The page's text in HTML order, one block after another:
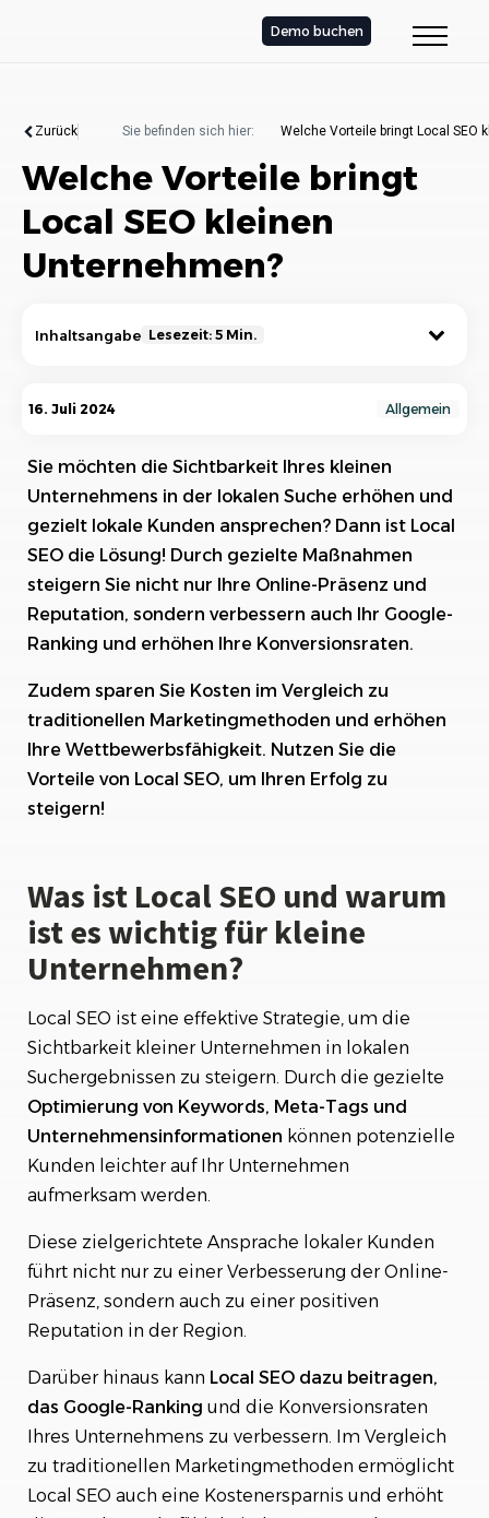
Demo buchen
Zurück Sie befinden sich hier: Welche Vorteile bringt Local SEO
Welche Vorteile bringt
Local SEO kleinen
Unternehmen?
Inhaltsangabe Lesezeit: 5 Min.
Was ist Local SEO und warum ist es wichtig für
kleine Unternehmen?
Erhöhte Sichtbarkeit in der lokalen Suche durch
Local SEO
Gezielte Ansprache lokaler Kunden mit Local
SEO
Steigerung der Online-Präsenz und Reputation
durch Local SEO
Verbesserung des Google-Rankings und der
Konversionsraten mit Local SEO
6. Kostenersparnis im Vergleich zu
traditionellen Marketingmethoden durch Local
SEO
Messbare Ergebnisse und Erfolgskontrolle
durch Local SEO
16. Juli 2024 Allgemein
Sie möchten die Sichtbarkeit Ihres kleinen
Unternehmens in der lokalen Suche erhöhen und
gezielt lokale Kunden ansprechen? Dann ist Local
SEO die Lösung! Durch gezielte Maßnahmen
steigern Sie nicht nur Ihre Online-Präsenz und
Reputation, sondern verbessern auch Ihr Google-
Ranking und erhöhen Ihre Konversionsraten.
Zudem sparen Sie Kosten im Vergleich zu
traditionellen Marketingmethoden und erhöhen
Ihre Wettbewerbsfähigkeit. Nutzen Sie die
Vorteile von Local SEO, um Ihren Erfolg zu
steigern!
Was ist Local SEO und warum
ist es wichtig für kleine
Unternehmen?
Local SEO ist eine effektive Strategie, um die
Sichtbarkeit kleiner Unternehmen in lokalen
Suchergebnissen zu steigern. Durch die gezielte
Optimierung von Keywords, Meta-Tags und
Unternehmensinformationen können potenzielle
Kunden leichter auf Ihr Unternehmen
aufmerksam werden.
Diese zielgerichtete Ansprache lokaler Kunden
führt nicht nur zu einer Verbesserung der Online-
Präsenz, sondern auch zu einer positiven
Reputation in der Region.
Darüber hinaus kann Local SEO dazu beitragen,
das Google-Ranking und die Konversionsraten
Ihres Unternehmens zu verbessern. Im Vergleich
zu traditionellen Marketingmethoden ermöglicht
Local SEO auch eine Kostenersparnis und erhöht